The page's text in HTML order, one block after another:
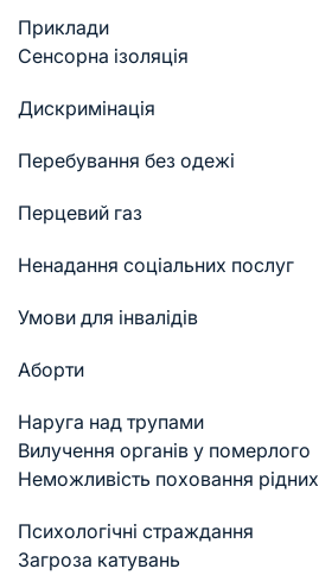
Приклади
Cенсорна ізоляція
Дискримінація
Перебування без одежі
Перцевий газ
Ненадання соціальних послуг
Умови для інвалідів
Аборти
Наруга над трупами
Вилучення органів у померлого
Неможливість поховання рідних
Психологічні страждання
Загроза катувань